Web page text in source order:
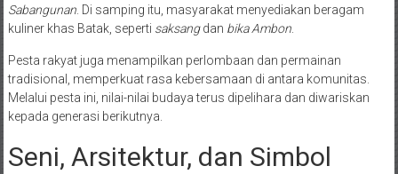
Sabangunan. Di samping itu, masyarakat menyediakan beragam
kuliner khas Batak, seperti saksangdan bika Ambon.
Pesta rakyat juga menampilkan perlombaan dan permainan
tradisional, memperkuat rasa kebersamaan di antara komunitas.
Melalui pesta ini, nilai-nilai budaya terus dipelihara dan diwariskan
kepada generasi berikutnya.
Seni, Arsitektur, dan Simbol